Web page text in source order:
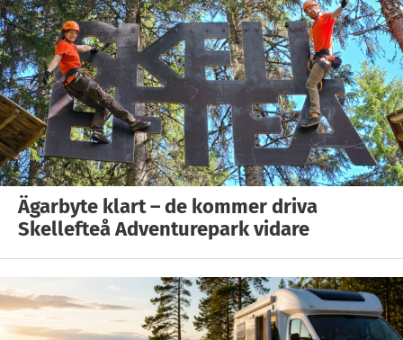
Ägarbyte klart – de kommer driva
Skellefteå Adventurepark vidare